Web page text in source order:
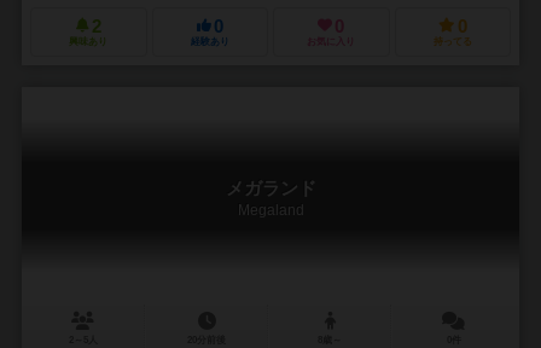
2
興味あり
0
経験あり
0
お気に入り
0
持ってる
メガランド
Megaland